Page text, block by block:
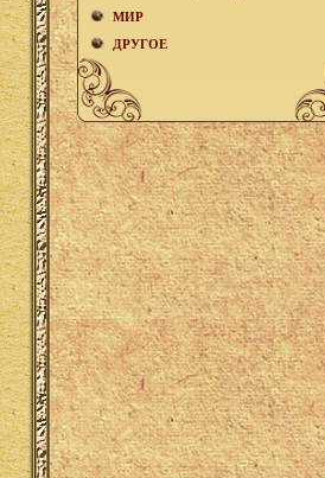
МИР
ДРУГОЕ